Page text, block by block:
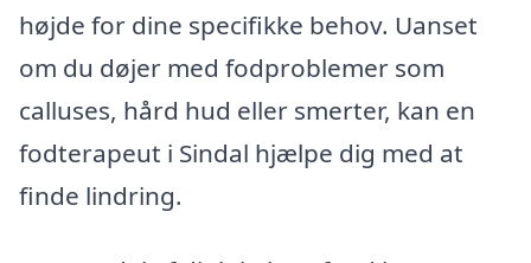
højde for dine specifikke behov. Uanset
om du døjer med fodproblemer som
calluses, hård hud eller smerter, kan en
fodterapeut i Sindal hjælpe dig med at
finde lindring.